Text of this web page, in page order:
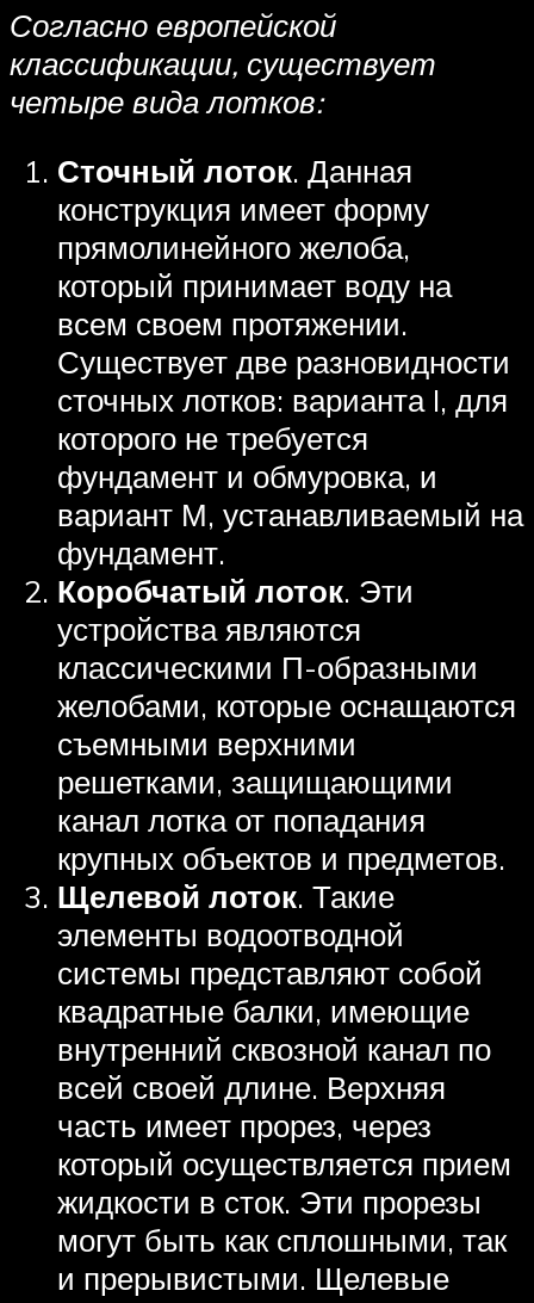
Согласно европейской
классификации, существует
четыре вида лотков:
Сточный лоток. Данная
конструкция имеет форму
прямолинейного желоба,
который принимает воду на
всем своем протяжении.
Существует две разновидности
сточных лотков: варианта I, для
которого не требуется
фундамент и обмуровка, и
вариант М, устанавливаемый на
фундамент.
Коробчатый лоток. Эти
устройства являются
классическими П-образными
желобами, которые оснащаются
съемными верхними
решетками, защищающими
канал лотка от попадания
крупных объектов и предметов.
Щелевой лоток. Такие
элементы водоотводной
системы представляют собой
квадратные балки, имеющие
внутренний сквозной канал по
всей своей длине. Верхняя
часть имеет прорез, через
который осуществляется прием
жидкости в сток. Эти прорезы
могут быть как сплошными, так
и прерывистыми. Щелевые